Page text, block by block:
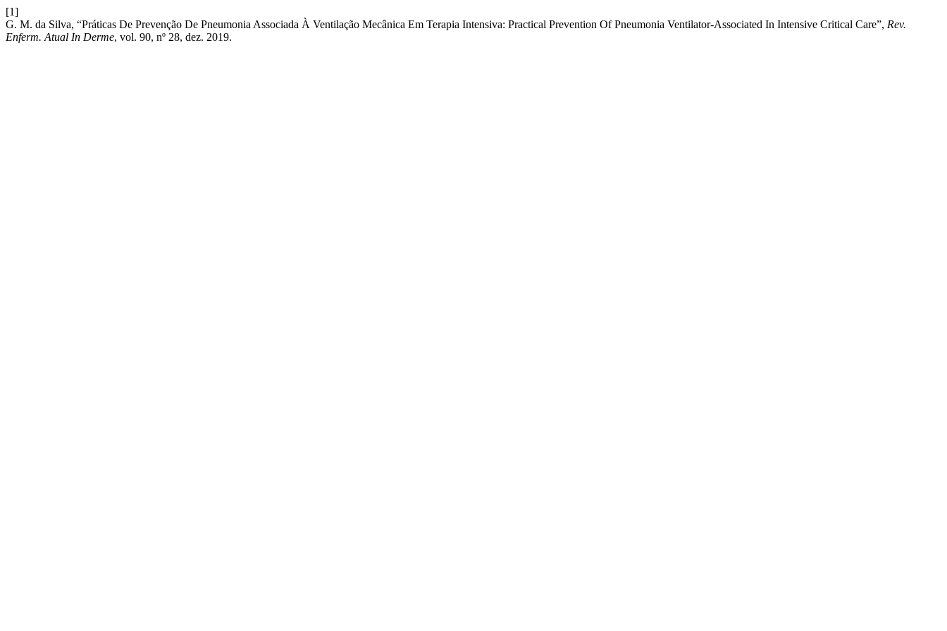
[1]
G. M. da Silva, “Práticas De Prevenção De Pneumonia Associada À Ventilação Mecânica Em Terapia Intensiva: Practical Prevention Of Pneumonia Ventilator-Associated In Intensive Critical Care”, Rev.
Enferm. Atual In Derme, vol. 90, nº 28, dez. 2019.